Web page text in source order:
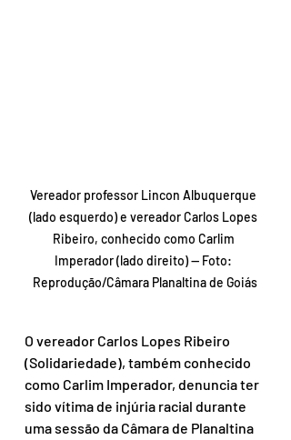
Vereador professor Lincon Albuquerque
(lado esquerdo) e vereador Carlos Lopes
Ribeiro, conhecido como Carlim
Imperador (lado direito) — Foto:
Reprodução/Câmara Planaltina de Goiás
O vereador Carlos Lopes Ribeiro
(Solidariedade), também conhecido
como Carlim Imperador, denuncia ter
sido vítima de injúria racial durante
uma sessão da Câmara de Planaltina